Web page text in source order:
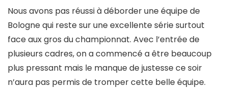
Nous avons pas réussi à déborder une équipe de
Bologne qui reste sur une excellente série surtout
face aux gros du championnat. Avec l’entrée de
plusieurs cadres, on a commencé a être beaucoup
plus pressant mais le manque de justesse ce soir
n’aura pas permis de tromper cette belle équipe.